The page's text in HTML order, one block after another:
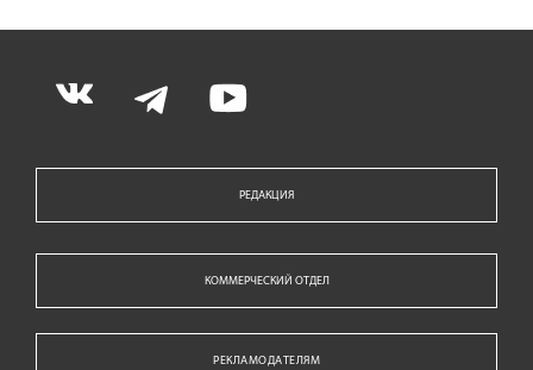
РЕДАКЦИЯ
КОММЕРЧЕСКИЙ ОТДЕЛ
РЕКЛАМОДАТЕЛЯМ